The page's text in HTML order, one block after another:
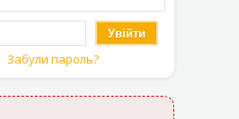
Увійти
Забули пароль?